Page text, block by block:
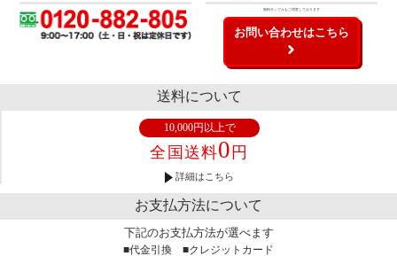
無料サンプルもご用意しております
お問い合わせはこちら
送料について
10,000円以上で
全国送料0 円
詳細はこちら
お支払方法について
下記のお支払方法が選べます
■代金引換 ■クレジットカード